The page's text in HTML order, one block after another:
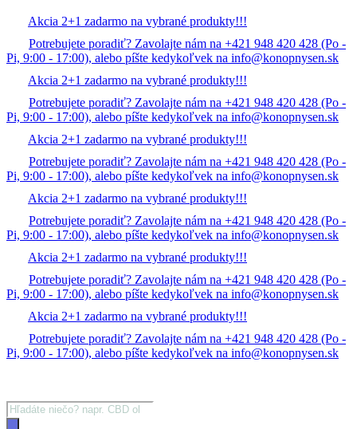
Akcia 2+1 zadarmo na vybrané produkty!!!
Potrebujete poradiť? Zavolajte nám na +421 948 420 428 (Po -
Pi, 9:00 - 17:00), alebo píšte kedykoľvek na info@konopnysen.sk
Akcia 2+1 zadarmo na vybrané produkty!!!
Potrebujete poradiť? Zavolajte nám na +421 948 420 428 (Po -
Pi, 9:00 - 17:00), alebo píšte kedykoľvek na info@konopnysen.sk
Akcia 2+1 zadarmo na vybrané produkty!!!
Potrebujete poradiť? Zavolajte nám na +421 948 420 428 (Po -
Pi, 9:00 - 17:00), alebo píšte kedykoľvek na info@konopnysen.sk
Akcia 2+1 zadarmo na vybrané produkty!!!
Potrebujete poradiť? Zavolajte nám na +421 948 420 428 (Po -
Pi, 9:00 - 17:00), alebo píšte kedykoľvek na info@konopnysen.sk
Akcia 2+1 zadarmo na vybrané produkty!!!
Potrebujete poradiť? Zavolajte nám na +421 948 420 428 (Po -
Pi, 9:00 - 17:00), alebo píšte kedykoľvek na info@konopnysen.sk
Akcia 2+1 zadarmo na vybrané produkty!!!
Potrebujete poradiť? Zavolajte nám na +421 948 420 428 (Po -
Pi, 9:00 - 17:00), alebo píšte kedykoľvek na info@konopnysen.sk
Products
search